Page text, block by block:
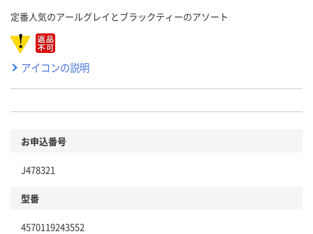
定番人気のアールグレイとブラックティーのアソート
アイコンの説明
お申込番号
J478321
型番
4570119243552